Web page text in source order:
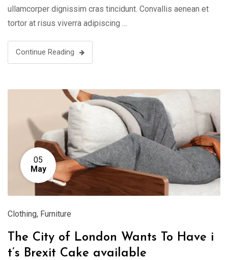
ullamcorper dignissim cras tincidunt. Convallis aenean et
tortor at risus viverra adipiscing …
Continue Reading
05
May
Clothing, Furniture
The City of London Wants To Have i
t’s Brexit Cake available